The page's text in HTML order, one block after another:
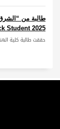
طالبة من
Student 2025
حققت طالبة كلية